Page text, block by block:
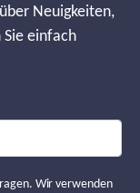
Neuigkeiten,
Sie einfach
Wir verwenden